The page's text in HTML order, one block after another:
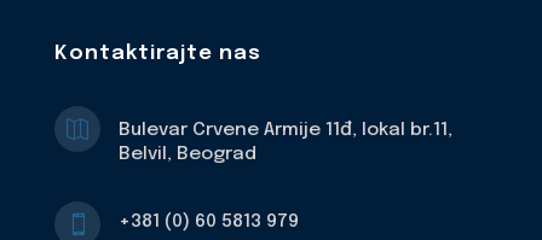
Kontaktirajte nas

Bulevar Crvene Armije 11đ, lokal br.11,
Belvil, Beograd
 +381 (0) 60 5813 979